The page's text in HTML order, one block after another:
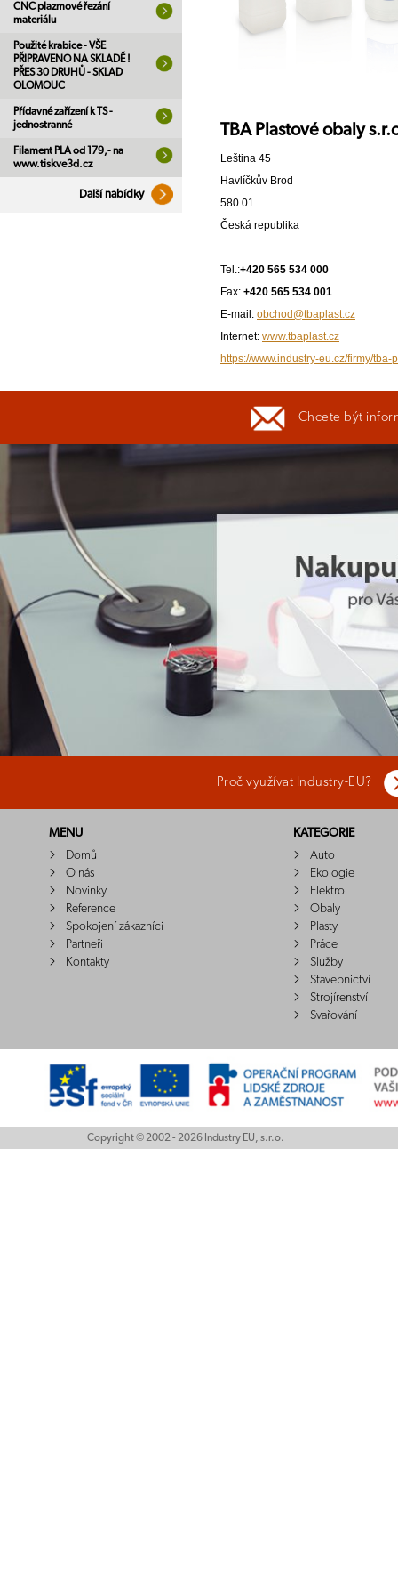
CNC plazmové řezání
materiálu
Použité krabice - VŠE
PŘIPRAVENO NA SKLADĚ !
PŘES 30 DRUHŮ - SKLAD
OLOMOUC
Přídavné zařízení k TS -
jednostranné
Filament PLA od 179,- na
www.tiskve3d.cz
Další nabídky
TBA Plastové obaly
Leština 45
Havlíčkův Brod
580 01
Česká republika
Tel.:+420 565 534 000
Fax: +420 565 534 001
E-mail: obchod@tbaplast.cz
Internet: www.tbaplast.cz
https://www.industry-eu.cz/firmy/tba-
Chcete být
Proč využívat Industry-EU?
MENU
Domů
O nás
Novinky
Reference
Spokojení zákazníci
Partneři
Kontakty
KATEGORIE
Auto
Ekologie
Elektro
Obaly
Plasty
Práce
Služby
Stavebnictví
Strojírenství
Svařování
Copyright © 2002 - 2026 Industry EU, s.r.o.